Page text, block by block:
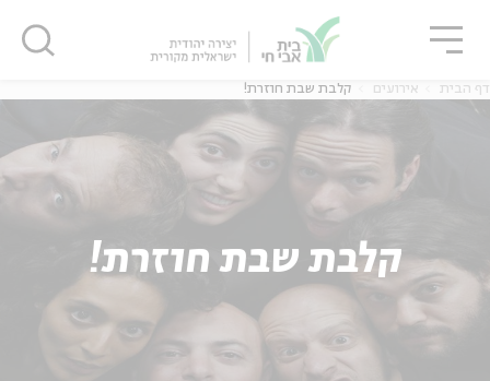
דף הבית אירועים קלבת שבת חוזרת!
קלבת שבת חוזרת!
סגור